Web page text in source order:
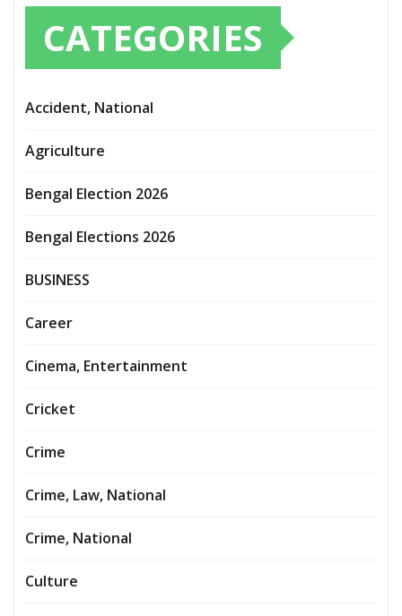
CATEGORIES
Accident, National
Agriculture
Bengal Election 2026
Bengal Elections 2026
BUSINESS
Career
Cinema, Entertainment
Cricket
Crime
Crime, Law, National
Crime, National
Culture